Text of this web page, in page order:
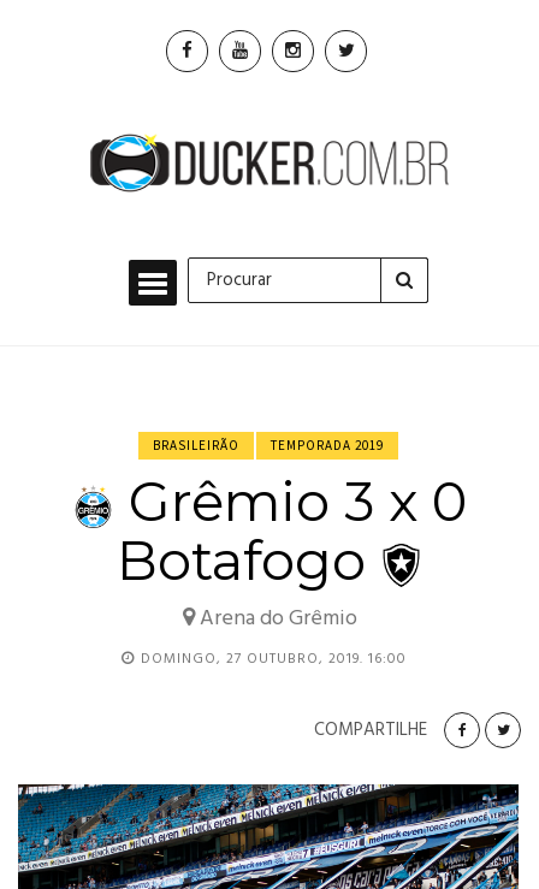
BRASILEIRÃO TEMPORADA 2019
Grêmio 3 x 0
Botafogo
Arena do Grêmio
DOMINGO, 27 OUTUBRO, 2019. 16:00
COMPARTILHE